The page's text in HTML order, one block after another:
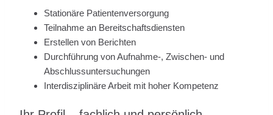
Stationäre Patientenversorgung
Teilnahme an Bereitschaftsdiensten
Erstellen von Berichten
Durchführung von Aufnahme-, Zwischen- und
Abschlussuntersuchungen
Interdisziplinäre Arbeit mit hoher Kompetenz